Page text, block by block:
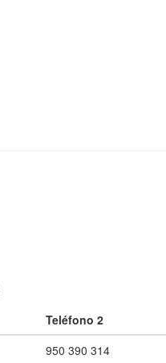
Teléfono 2
950 390 314